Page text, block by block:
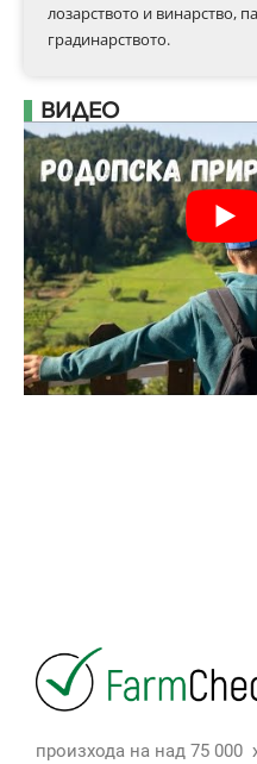
лозарството и винарство,
градинарството.
ВИДЕО
произхода на над 75 000